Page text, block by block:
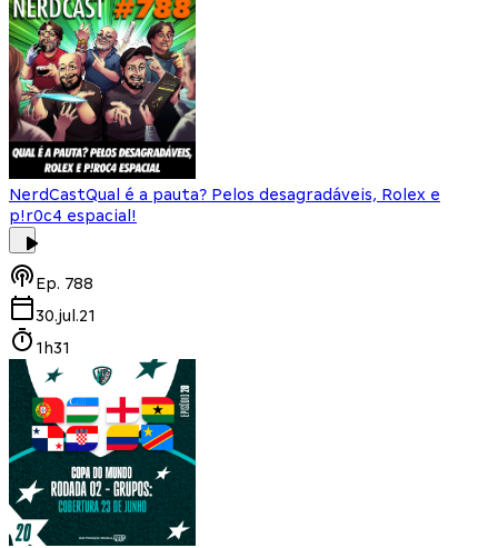
NerdCastQual é a pauta? Pelos desagradáveis, Rolex e
p!r0c4 espacial!
Ep. 788
30.jul.21
1h31